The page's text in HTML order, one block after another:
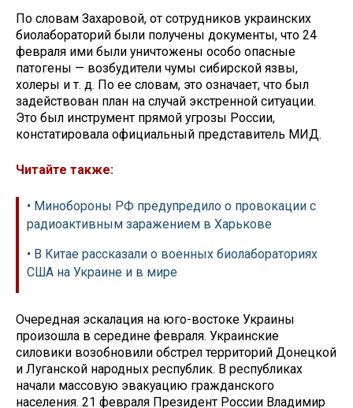
По словам Захаровой, от сотрудников украинских
биолабораторий были получены документы, что 24
февраля ими были уничтожены особо опасные
патогены — возбудители чумы сибирской язвы,
холеры и т. д. По ее словам, это означает, что был
задействован план на случай экстренной ситуации.
Это был инструмент прямой угрозы России,
констатировала официальный представитель МИД.
Читайте также:
• Минобороны РФ предупредило о провокации с
радиоактивным заражением в Харькове
• В Китае рассказали о военных биолабораториях
США на Украине и в мире
Очередная эскалация на юго-востоке Украины
произошла в середине февраля. Украинские
силовики возобновили обстрел территорий Донецкой
и Луганской народных республик. В республиках
начали массовую эвакуацию гражданского
населения. 21 февраля Президент России Владимир